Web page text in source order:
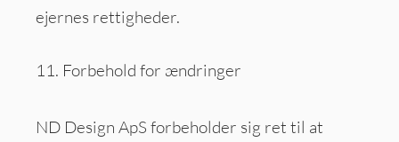
ejernes rettigheder.
11. Forbehold for ændringer
ND Design ApS forbeholder sig ret til at